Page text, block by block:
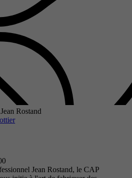
Rostand
Jean Rostand, le CAP